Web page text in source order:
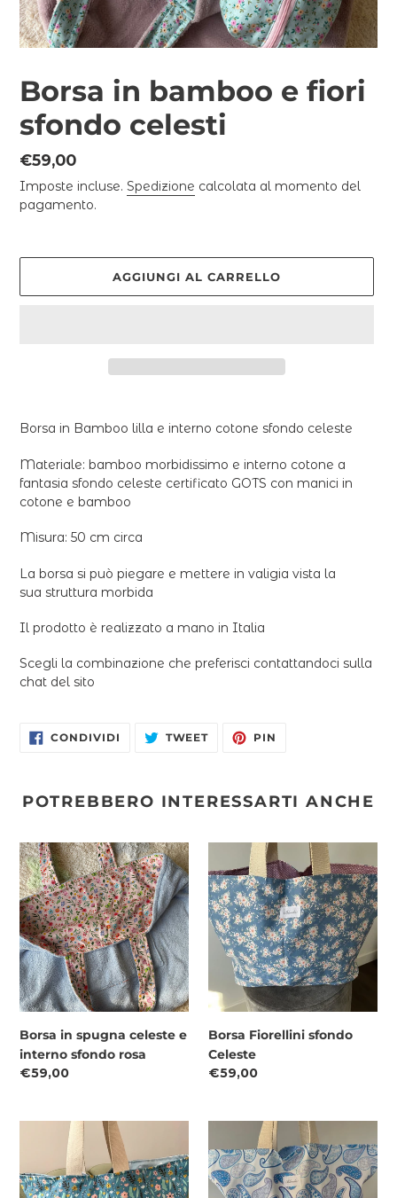
Borsa in bamboo e fiori
sfondo celesti
Prezzo
di
listino
€59,00
Imposte incluse. Spedizione calcolata al momento del
pagamento.
AGGIUNGI AL CARRELLO
del
prodotto
nel
carrello
Borsa in Bamboo lilla e interno cotone sfondo celeste
Materiale: bamboo morbidissimo e interno cotone a
fantasia sfondo celeste certificato GOTS con manici in
cotone e bamboo
Misura: 50 cm circa
La borsa si può piegare e mettere in valigia vista la
sua struttura morbida
Il prodotto è realizzato a mano in Italia
Scegli la combinazione che preferisci contattandoci sulla
chat del sito
CONDIVIDI CONDIVIDI
TWEETTWITTAPIN
POTREBBERO INTERESSARTI ANCHE
Borsa
in
spugna
celeste
e
interno
sfondo
rosa
Borsa in spugna celeste e
interno sfondo rosa
Prezzo
€59,00
Fiorellini
sfondo
Celeste
Borsa Fiorellini sfondo
Celeste
Prezzo
€59,00
Fiori
Disegnati
Paisley
Celeste